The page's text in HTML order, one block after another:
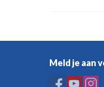
Meld je aan